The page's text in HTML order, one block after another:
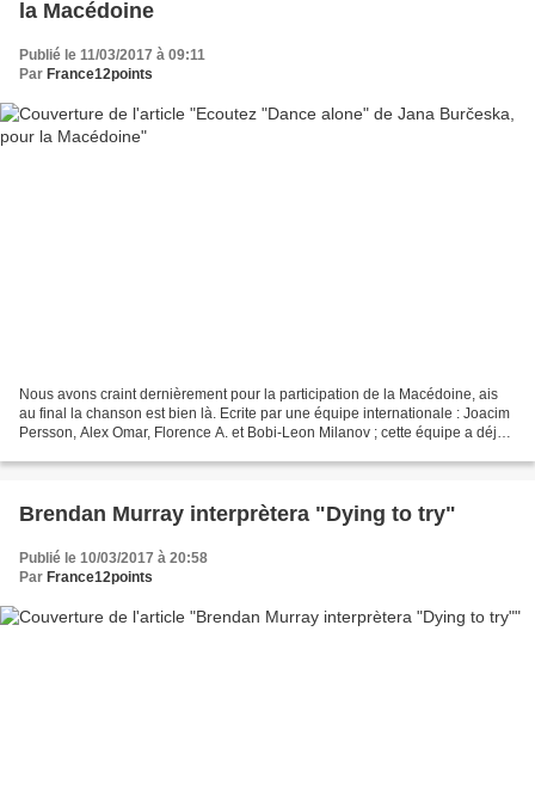
la Macédoine
Publié le 11/03/2017 à 09:11
Par France12points
Nous avons craint dernièrement pour la participation de la Macédoine, ais
au final la chanson est bien là. Ecrite par une équipe internationale : Joacim
Persson, Alex Omar, Florence A. et Bobi-Leon Milanov ; cette équipe a déjà
Brendan Murray interprètera "Dying to try"
Publié le 10/03/2017 à 20:58
Par France12points